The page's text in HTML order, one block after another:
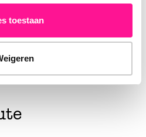
toestaan
trappen en kamers in je
je gaat verhuizen. Zo
hoef je niet halverwege de
een nieuwe bank.